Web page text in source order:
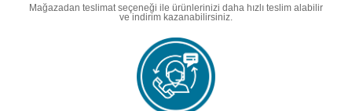
Mağazadan teslimat seçeneği ile ürünlerinizi daha hızlı teslim alabilir
ve indirim kazanabilirsiniz.